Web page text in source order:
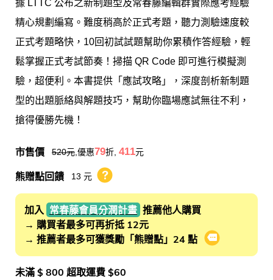
據 LTTC 公布之新制題型及常春藤編輯群實際應考經驗
精心規劃編寫。難度稍高於正式考題，聽力測驗速度較
正式考題略快，10回初試試題幫助你累積作答經驗，輕
鬆掌握正式考試節奏！掃描 QR Code 即可進行模擬測
驗，超便利。本書提供「應試攻略」，深度剖析新制題
型的出題脈絡與解題技巧，幫助你臨場應試無往不利，
搶得優勝先機！
市售價 520元 ,優惠79折, 411元
熊贈點回饋 13 元 熊贈點回饋辦法
加入 常春藤會員分潤計畫 推薦他人購買
→ 購買者最多可再折抵 12元
→ 推薦者最多可獲獎勵「熊贈點」24 點
會員推薦分潤
未滿 $ 800 超取運費 $60